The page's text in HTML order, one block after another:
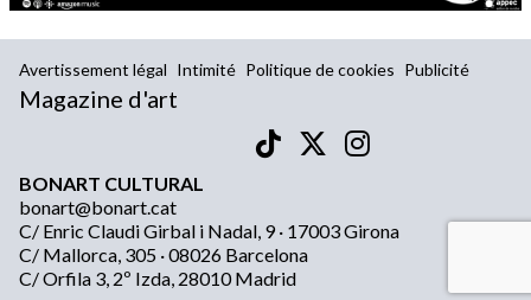
Avertissement légal Intimité Politique de cookies Publicité
Magazine d'art
BONART CULTURAL
bonart@bonart.cat
C/ Enric Claudi Girbal i Nadal, 9 · 17003 Girona
C/ Mallorca, 305 · 08026 Barcelona
C/ Orfila 3, 2º Izda, 28010 Madrid